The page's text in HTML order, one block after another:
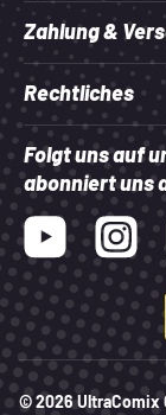
Zahlung &
Rechtliches
Folgt uns auf
abonniert uns
Youtube Instagram
© 2026 UltraComix